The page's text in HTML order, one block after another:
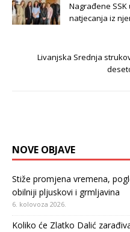
Nagrađene
natjecanja iz
Livanjska Srednja
NOVE OBJAVE
Stiže promjena vremena,
obilniji pljuskovi i grmljavina
6. kolovoza 2026.
Koliko će Zlatko Dalić